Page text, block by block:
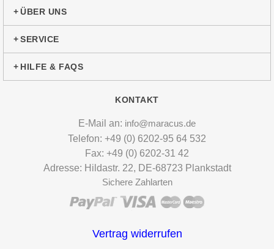
ÜBER UNS
SERVICE
HILFE & FAQS
KONTAKT
E-Mail an: info@maracus.de
Telefon: +49 (0) 6202-95 64 532
Fax: +49 (0) 6202-31 42
Adresse: Hildastr. 22, DE-68723 Plankstadt
Sichere Zahlarten
Vertrag widerrufen